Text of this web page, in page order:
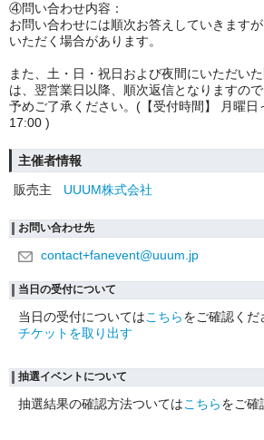
④問い合わせ内容：
お問い合わせには順次お答えしていきます
いただく場合があります。
また、土・日・祝日および夜間にいただい
は、翌営業日以降、順次返信となりますので
予めご了承ください。(【受付時間】 月曜
17:00 )
主催者情報
販売主
UUUM株式会社
お問い合わせ先
contact+fanevent@uuum.jp
当日の受付について
当日の受付についてはこちらをご確認くだ
チケットを取り出す
抽選イベントについて
抽選結果の確認方法ついてはこちらをご確